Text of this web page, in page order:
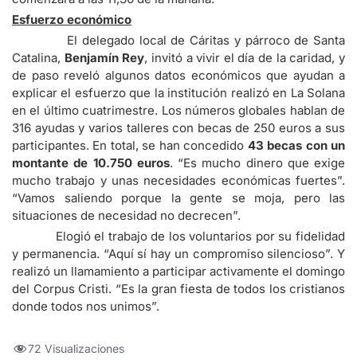
Esfuerzo económico
El delegado local de Cáritas y párroco de Santa
Catalina, Benjamín Rey, invitó a vivir el día de la caridad, y
de paso reveló algunos datos económicos que ayudan a
explicar el esfuerzo que la institución realizó en La Solana
en el último cuatrimestre. Los números globales hablan de
316 ayudas y varios talleres con becas de 250 euros a sus
participantes. En total, se han concedido 43 becas con un
montante de 10.750 euros. “Es mucho dinero que exige
mucho trabajo y unas necesidades económicas fuertes”.
“Vamos saliendo porque la gente se moja, pero las
situaciones de necesidad no decrecen”.
Elogió el trabajo de los voluntarios por su fidelidad
y permanencia. “Aquí sí hay un compromiso silencioso”. Y
realizó un llamamiento a participar activamente el domingo
del Corpus Cristi. “Es la gran fiesta de todos los cristianos
donde todos nos unimos”.
72 Visualizaciones